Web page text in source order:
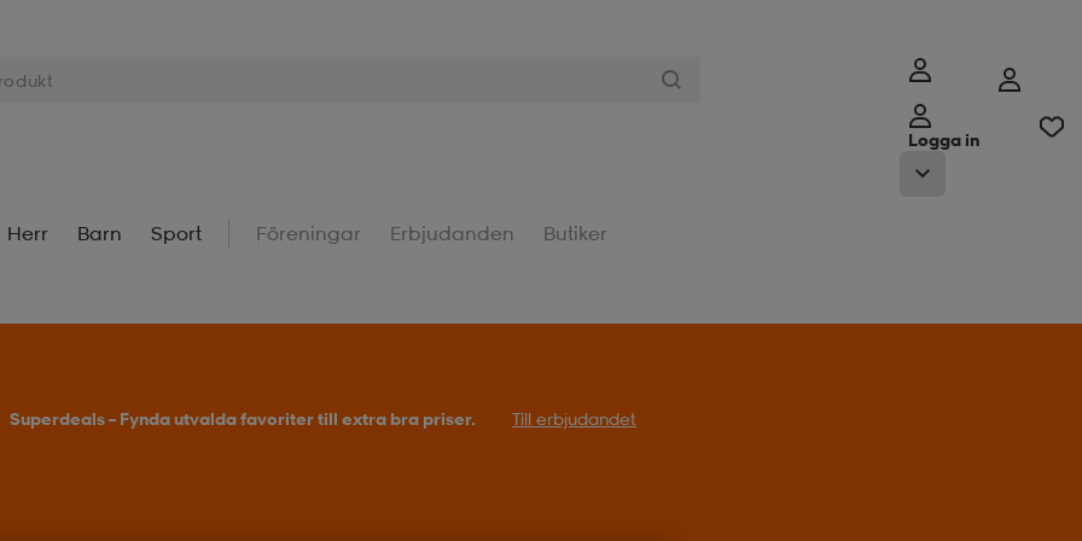
Logga in
Herr Barn Sport Föreningar Erbjudanden Butiker
Superdeals – Fynda utvalda favoriter till extra bra priser. Till erbjudandet